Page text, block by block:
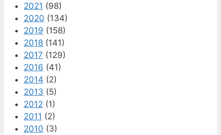
2021 (98)
2020 (134)
2019 (158)
2018 (141)
2017 (129)
2016 (41)
2014 (2)
2013 (5)
2012 (1)
2011 (2)
2010 (3)